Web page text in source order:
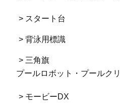
> スタート台
> 背泳用標識
> 三角旗
プールロボット・プールク
> モービーDX